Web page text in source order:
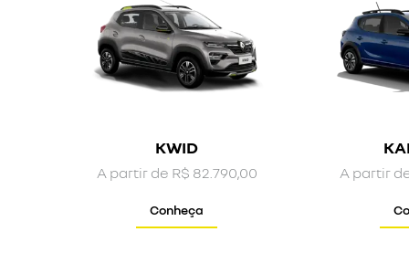
KWID
A partir de R$ 82.790,00
Conheça
A partir